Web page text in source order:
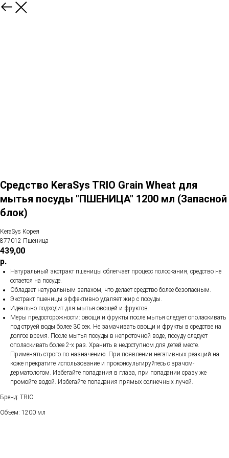
Средство KeraSys TRIO Grain Wheat для
мытья посуды "ПШЕНИЦА" 1200 мл (Запасной
блок)
KeraSys Корея
877012 Пшеница
439,00
р.
Натуральный экстракт пшеницы облегчает процесс полоскания, средство не
остается на посуде.
Обладает натуральным запахом, что делает средство более безопасным.
Экстракт пшеницы эффективно удаляет жир с посуды.
Идеально подходит для мытья овощей и фруктов.
Меры предосторожности: овощи и фрукты после мытья следует ополаскивать
под струей воды более 30 сек. Не замачивать овощи и фрукты в средстве на
долгое время. После мытья посуды в непроточной воде, посуду следует
ополаскивать более 2-х раз. Хранить в недоступном для детей месте.
Применять строго по назначению. При появлении негативных реакций на
коже прекратите использование и проконсультируйтесь с врачом-
дерматологом. Избегайте попадания в глаза, при попадании сразу же
промойте водой. Избегайте попадания прямых солнечных лучей.
Бренд: TRIO
Объем: 1200 мл